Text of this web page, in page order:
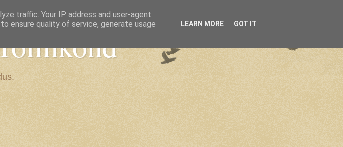
traffic. Your IP address and user-agent
ensure quality of service, generate usage
LEARN MORE GOT IT